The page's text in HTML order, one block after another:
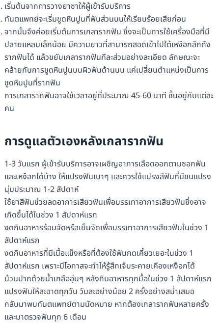
เริ่มต้นจากการวางยาชาให้ผู้เข้ารับบริการ
ทันตแพทย์จะเริ่มขูดหินปูนที่ฟันส่วนบนให้เรียบร้อยเสียก่อน
จากนั้นจึงค่อยเริ่มต้นการเกลารากฟัน ซึ่งจะเป็นการใช้เครื่องมือที่มี
ปลายแหลมเล็กน้อย มีความยาวที่สามารถสอดเข้าไปใต้เหงือกลึกถึง
รากฟันได้ แล้วขยับเกลารากฟันทีละส่วนอย่างละเอียด ลักษณะจะ
คล้ายกับการขูดหินปูนบนผิวฟันด้านบน แค่เปลี่ยนตำแหน่งเป็นการ
ขูดหินปูนที่รากฟัน
การเกลารากฟันอาจใช้เวลาอยู่ที่ประมาณ 45-60 นาที ขึ้นอยู่กับแต่ละ
คน
การดูแลตัวเองหลังเกลารากฟัน
1-3 วันแรก ผู้เข้ารับบริการอาจเผชิญอาการเลือดออกตามซอกฟัน
และเหงือกได้บ้าง ให้แปรงฟันเบาๆ และควรใช้แปรงสีฟันที่มีขนแปรง
นุ่มประมาณ 1-2 สัปดาห์
ใช้ยาสีฟันช่วยลดอาการเสียวฟันเพื่อบรรเทาอาการเสียวฟันซึ่งอาจ
เกิดขึ้นได้ในช่วง 1 สัปดาห์แรก
งดกินอาหารร้อนจัดหรือเย็นจัดเพื่อบรรเทาอาการเสียวฟันในช่วง 1
สัปดาห์แรก
งดกินอาหารที่มีเนื้อแข็งหรือที่ต้องใช้ฟันกดเคี้ยวเยอะในช่วง 1
สัปดาห์แรก เพราะมีโอกาสจะทำให้รู้สึกเจ็บระคายเคืองเหงือกได้
บ้วนปากด้วยน้ำเกลืออุ่นๆ หลังกินอาหารทุกมื้อในช่วง 1 สัปดาห์แรก
แปรงฟันให้สะอาดทุกวัน วันละอย่างน้อย 2 ครั้งอย่างสม่ำเสมอ
กลับมาพบทันตแพทย์ตามนัดหมาย หากต้องเกลารากฟันหลายครั้ง
และมาตรวจฟันทุก 6 เดือน